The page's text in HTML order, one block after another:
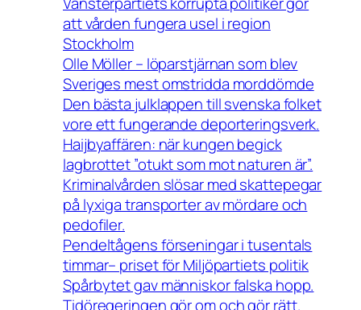
att vården fungera usel i region
Stockholm
Olle Möller – löparstjärnan som blev
Sveriges mest omstridda morddömde
Den bästa julklappen till svenska folket
vore ett fungerande deporteringsverk.
Haijbyaffären: när kungen begick
lagbrottet ”otukt som mot naturen är”.
Kriminalvården slösar med skattepegar
på lyxiga transporter av mördare och
pedofiler.
Pendeltågens förseningar i tusentals
timmar– priset för Miljöpartiets politik
Spårbytet gav människor falska hopp.
Tidöregeringen gör om och gör rätt.